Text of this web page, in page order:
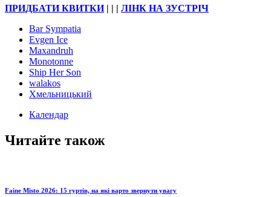
ПРИДБАТИ КВИТКИ| | | ЛІНК НА ЗУСТРІЧ
Bar Sympatia
Evgen Ice
Maxandruh
Monotonne
Ship Her Son
walakos
Хмельницький
Календар
Читайте також
Faine Misto 2026: 15 гуртів, на які варто звернути увагу